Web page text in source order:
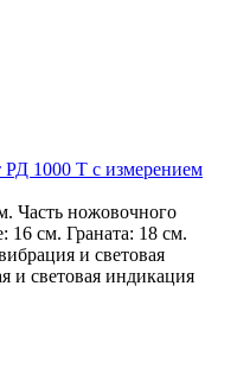
РД 1000 Т с измерением
Часть ножовочного
см. Граната: 18 см.
и световая
и световая индикация